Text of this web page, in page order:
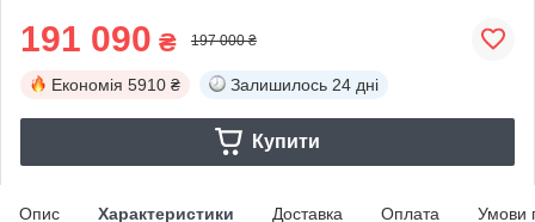
191 090 ₴ 197 000 ₴
Економія 5910 ₴ Залишилось 24 дні
Купити
Опис Характеристики Доставка Оплата Умови